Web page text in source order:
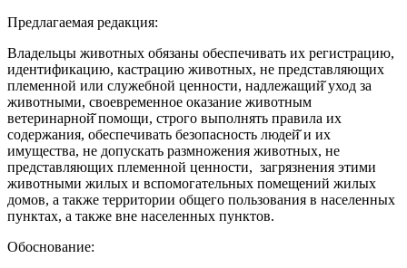
Предлагаемая редакция:
Владельцы животных обязаны обеспечивать их регистрацию,
идентификацию, кастрацию животных, не представляющих
племенной или служебной ценности, надлежащий̆ уход за
животными, своевременное оказание животным
ветеринарной̆ помощи, строго выполнять правила их
содержания, обеспечивать безопасность людей̆ и их
имущества, не допускать размножения животных, не
представляющих племенной ценности, загрязнения этими
животными жилых и вспомогательных помещений жилых
домов, а также территории общего пользования в населенных
пунктах, а также вне населенных пунктов.
Обоснование: